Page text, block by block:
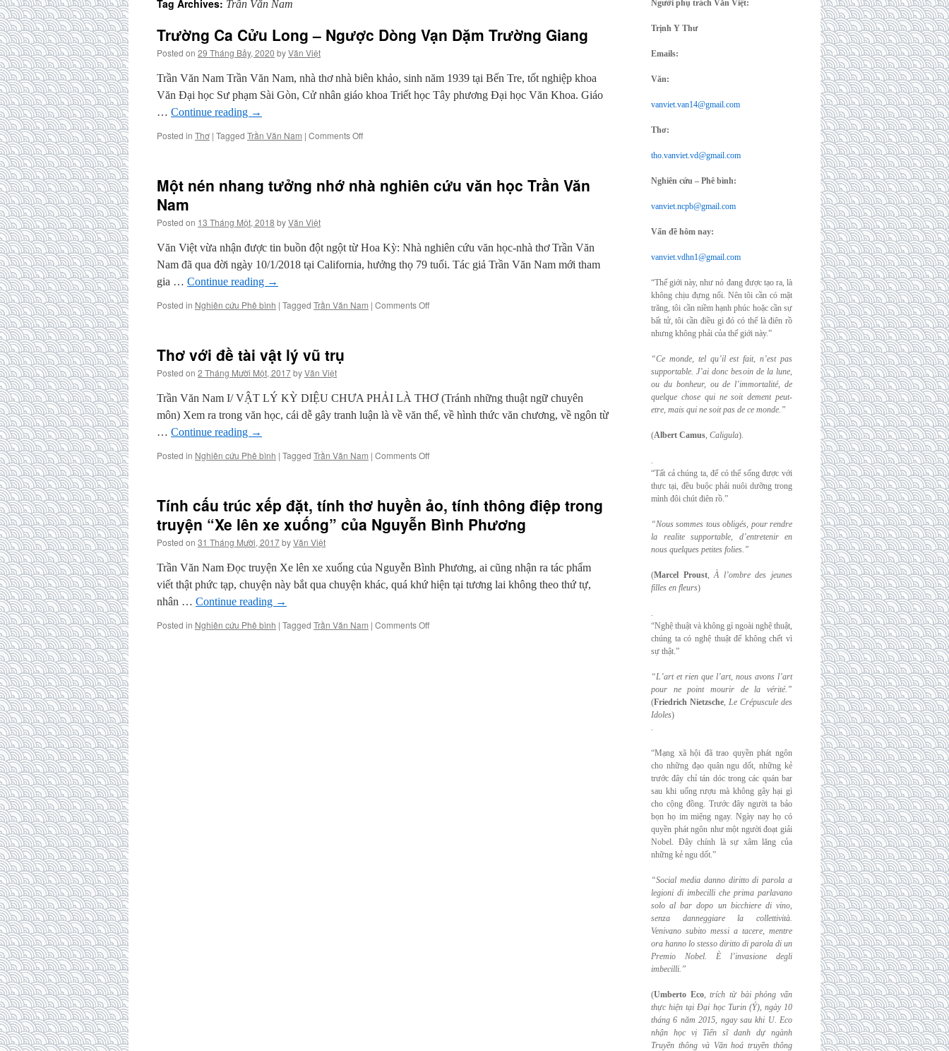
Tag Archives: Trần Văn Nam
Trường Ca Cửu Long – Ngược Dòng Vạn Dặm Trường Giang
Posted on 29 Tháng Bảy, 2020 byVăn Việt
Trần Văn Nam Trần Văn Nam, nhà thơ nhà biên khảo, sinh năm 1939 tại Bến Tre, tốt nghiệp khoa
Văn Đại học Sư phạm Sài Gòn, Cử nhân giáo khoa Triết học Tây phương Đại học Văn Khoa. Giáo
… Continue reading →
Posted in Thơ | Tagged Trần Văn Nam | Comments Offon
Long
Dặm
Trường
Một nén nhang tưởng nhớ nhà nghiên cứu văn học Trần Văn
Nam
Posted on 13 Tháng Một, 2018 byVăn Việt
Văn Việt vừa nhận được tin buồn đột ngột từ Hoa Kỳ: Nhà nghiên cứu văn học-nhà thơ Trần Văn
Nam đã qua đời ngày 10/1/2018 tại California, hưởng thọ 79 tuổi. Tác giả Trần Văn Nam mới tham
gia … Continue reading →
Posted in Nghiên cứu Phê bình | Tagged Trần Văn Nam | Comments Offon
nghiên
cứu
văn
Văn
Thơ với đề tài vật lý vũ trụ
Posted on 2 Tháng Mười Một, 2017byVăn Việt
Trần Văn Nam I/ VẬT LÝ KỲ DIỆU CHƯA PHẢI LÀ THƠ (Tránh những thuật ngữ chuyên
môn) Xem ra trong văn học, cái dễ gây tranh luận là về văn thể, về hình thức văn chương, về ngôn từ
… Continue reading →
Posted in Nghiên cứu Phê bình | Tagged Trần Văn Nam | Comments Offon
tài
vật
lý
Tính cấu trúc xếp đặt, tính thơ huyền ảo, tính thông điệp trong
truyện “Xe lên xe xuống” của Nguyễn Bình Phương
Posted on 31 Tháng Mười, 2017byVăn Việt
Trần Văn Nam Đọc truyện Xe lên xe xuống của Nguyễn Bình Phương, ai cũng nhận ra tác phẩm
viết thật phức tạp, chuyện này bắt qua chuyện khác, quá khứ hiện tại tương lai không theo thứ tự,
nhân … Continue reading →
Posted in Nghiên cứu Phê bình | Tagged Trần Văn Nam | Comments Offon
Người phụ trách Văn Việt:
Trịnh Y Thư
Emails:
Văn:
vanviet.van14@gmail.com
Thơ:
tho.vanviet.vd@gmail.com
Nghiên cứu – Phê bình:
vanviet.ncpb@gmail.com
Vấn đề hôm nay:
vanviet.vdhn1@gmail.com
“Thế giới này, như nó đang được tạo ra, là
không chịu đựng nổi. Nên tôi cần có mặt
trăng, tôi cần niềm hạnh phúc hoặc cần sự
bất tử, tôi cần điều gì đó có thể là điên rồ
nhưng không phải của thế giới này.”
“Ce monde, tel qu’il est fait, n’est pas
supportable. J’ai donc besoin de la lune,
ou du bonheur, ou de l’immortalité, de
quelque chose qui ne soit dement peut-
etre, mais qui ne soit pas de ce monde.”
(Albert Camus, Caligula).
.
“Tất cả chúng ta, để có thể sống được với
thực tại, đều buộc phải nuôi dưỡng trong
mình đôi chút điên rồ.”
“Nous sommes tous obligés, pour rendre
la realite supportable, d’entretenir en
nous quelques petites folies.”
(Marcel Proust,À l’ombre des jeunes
filles en fleurs)
.
“Nghệ thuật và không gì ngoài nghệ thuật,
chúng ta có nghệ thuật để không chết vì
sự thật.”
“L’art et rien que l’art, nous avons l’art
pour ne point mourir de la vérité.”
(Friedrich Nietzsche, Le Crépuscule des
Idoles)
.
“Mạng xã hội đã trao quyền phát ngôn
cho những đạo quân ngu dốt, những kẻ
trước đây chỉ tán dóc trong các quán bar
sau khi uống rượu mà không gây hại gì
cho cộng đồng. Trước đây người ta bảo
bọn họ im miệng ngay. Ngày nay họ có
quyền phát ngôn như một người đoạt giải
Nobel. Đây chính là sự xâm lăng của
những kẻ ngu dốt.”
“Social media danno diritto di parola a
legioni di imbecilli che prima parlavano
solo albar dopo un bicchiere di vino,
senza danneggiare la collettività.
Venivano subito messi a tacere, mentre
ora hanno lo stesso diritto di parola di un
Premio Nobel. È l’invasione degli
imbecilli.”
(Umberto Eco,trích từ bài phỏng vấn
thực hiện tại Đại học Turin (Ý), ngày 10
tháng 6 năm 2015, ngay sau khi U. Eco
nhận học vị Tiến sĩ danh dự ngành
Truyền thông và Văn hoá truyền thông